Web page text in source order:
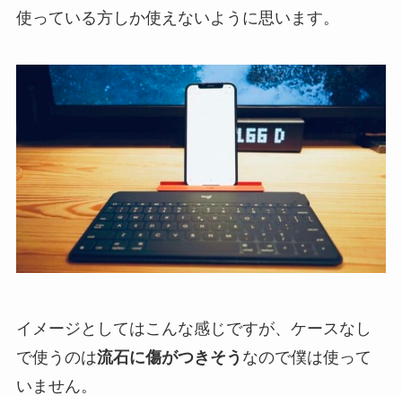
使っている方しか使えないように思います。
イメージとしてはこんな感じですが、ケースなし
で使うのは流石に傷がつきそう なので僕は使って
いません。